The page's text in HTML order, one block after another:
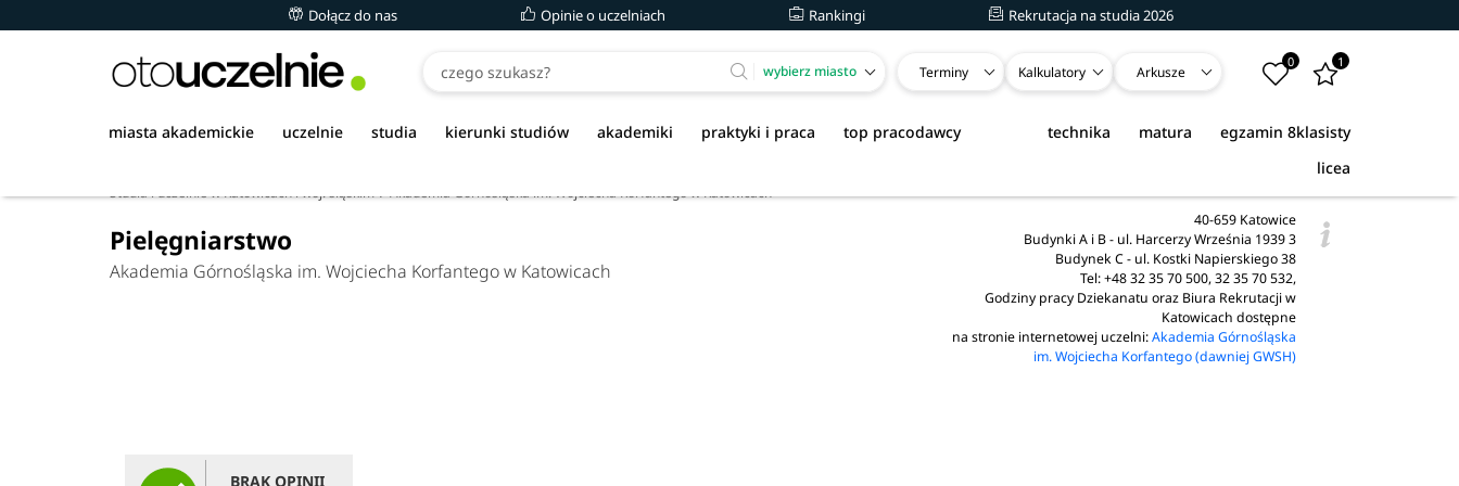
Dołącz do nas Opinie o uczelniach Rankingi Rekrutacja na studia 2026
wybierz miasto Terminy Kalkulatory Arkusze
0 1
miasta akademickie uczelnie studia kierunki studiów akademiki praktyki i praca top pracodawcy egzamin 8klasisty
matura
technika
licea
Studia i uczelnie w Katowicach i woj. śląskim Akademia Górnośląska im. Wojciecha Korfantego w Katowicach
Pielęgniarstwo
Akademia Górnośląska im. Wojciecha Korfantego w Katowicach
40-659 Katowice
Budynki A i B - ul. Harcerzy Września 1939 3
Budynek C - ul. Kostki Napierskiego 38
Tel: +48 32 35 70 500, 32 35 70 532,
Godziny pracy Dziekanatu oraz Biura Rekrutacji w
Katowicach dostępne
na stronie internetowej uczelni:Akademia Górnośląska
im. Wojciecha Korfantego (dawniej GWSH)
BRAK OPINII